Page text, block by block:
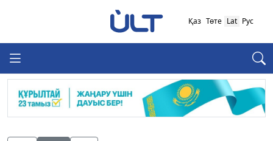
Қаз Төте Lat Рус